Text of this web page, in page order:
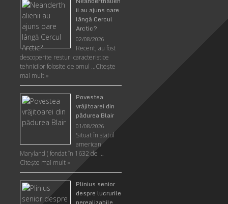
ii au ajuns oare
lângă Cercul
Arctic?
02/08/2026
Recent, au fost
descoperite resturi caracteristice
tehnicilor folosite de omul …Citeşte
mai mult »
Povestea
vrăjitoarei din
pădurea Blair
01/08/2026
Situat în statul
american
Maryland ( fondat în 1632 de …
Citeşte mai mult »
Plinius senior
despre lucrurile